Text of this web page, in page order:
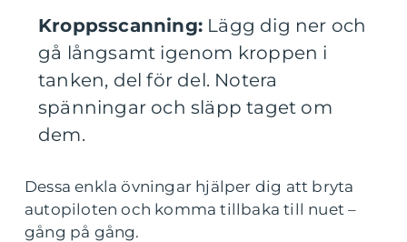
Kroppsscanning: Lägg dig ner och
gå långsamt igenom kroppen i
tanken, del för del. Notera
spänningar och släpp taget om
dem.
Dessa enkla övningar hjälper dig att bryta
autopiloten och komma tillbaka till nuet –
gång på gång.